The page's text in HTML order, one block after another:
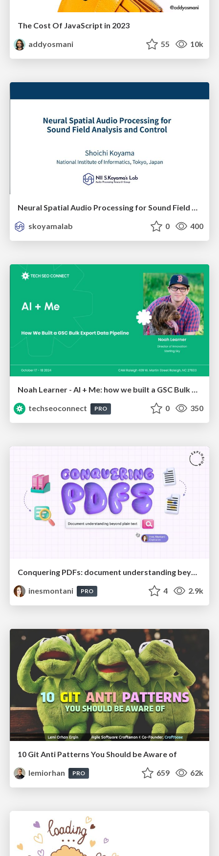
The Cost Of JavaScript in 2023
addyosmani
55 10k
Neural Spatial Audio Processing for Sound Field Analysis and Control
skoyamalab
0 400
Noah Learner - AI + Me: how we built a GSC Bulk Export data pipeline
techseoconnect
PRO 0 350
Conquering PDFs: document understanding beyond plain text
inesmontani
PRO 4 2.9k
10 Git Anti Patterns You Should be Aware of
lemiorhan
PRO 659 62k